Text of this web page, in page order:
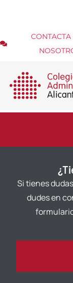
CONTACTA
Si tienes
dudes en